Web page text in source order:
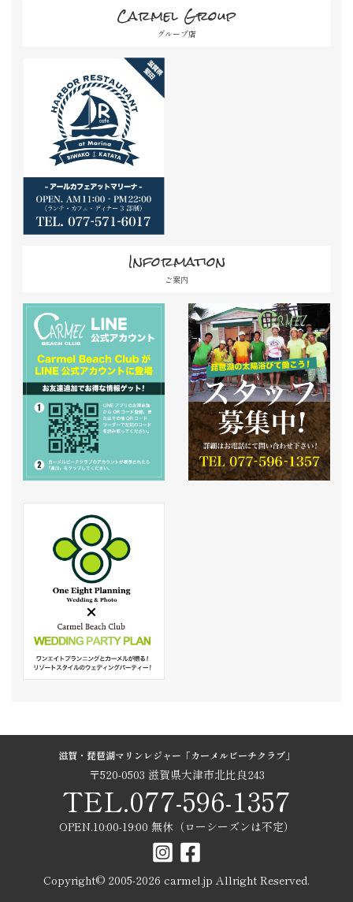
Carmel Group
グループ店
Information
ご案内
滋賀・琵琶湖マリンレジャー「カーメルビーチクラブ」
〒520-0503 滋賀県大津市北比良243
TEL.077-596-1357
OPEN.10:00-19:00 無休（ローシーズンは不定）
Copyright© 2005-2026 carmel.jp Allright Reserved.